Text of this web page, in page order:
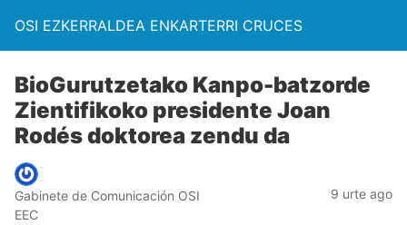
OSI EZKERRALDEA ENKARTERRI CRUCES
BioGurutzetako Kanpo-batzorde
Zientifikoko presidente Joan
Rodés doktorea zendu da
Gabinete de Comunicación OSI
EEC
9 urte ago